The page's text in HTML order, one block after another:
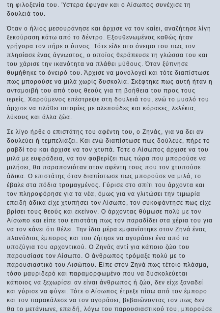
τη φιλοξενία του. Ύστερα έφυγαν και ο Αίσωπος συνέχισε τη
δουλειά του.
Όταν ο ήλιος μεσουράνησε και άρχισε να τον καίει, αναζήτησε λίγη
ξεκούραση κάτω από το δέντρο. Εξουθενωμένος καθώς ήταν
γρήγορα τον πήρε ο ύπνος. Τότε είδε στο όνειρο του πως τον
πλησίασε ένας άγνωστος, ο οποίος θεράπευσε τη γλώσσα του και
του χάρισε την ικανότητα να πλάθει μύθους. Όταν ξύπνησε
θυμήθηκε το όνειρό του. Άρχισε να μονολογεί και τότε διαπίστωσε
πως μπορούσε να μιλά χωρίς δυσκολία. Σκέφτηκε πως αυτή ήταν η
ανταμοιβή του από τους θεούς για τη βοήθεια του προς τους
ιερείς. Χαρούμενος επέστρεψε στη δουλειά του, ενώ το μυαλό του
άρχισε να πλάθει ιστορίες με αλεπούδες και κόρακες, λελέκια,
λύκους και άλλα ζώα.
Σε λίγο ήρθε ο επιστάτης του αφέντη του, ο Ζηνάς, για να δει αν
δουλεύει ή τεμπελιάζει. Και ενώ διαπίστωσε πως δούλευε, πήρε το
ραβδί του και άρχισε να τον χτυπά. Τότε ο Αίσωπος άρχισε να του
μιλά με ευφράδεια, να τον φοβερίζει πως τώρα που μπορούσε να
μιλήσει, θα παραπονιόταν στον αφέντη τους που τον χτυπούσε
άδικα. Ο επιστάτης όταν διαπίστωσε πως μπορούσε να μιλά, το
έβαλε στα πόδια τρομαγμένος. Γύρισε στο σπίτι του άρχοντα και
τον πληροφόρησε για τα νέα, όμως για να γλιτώσει την τιμωρία
επειδή άδικα είχε χτυπήσει τον Αίσωπο, τον συκοφάντησε πως είχε
βρίσει τους θεούς και εκείνον. Ο άρχοντας θύμωσε πολύ με τον
Αίσωπο και είπε του επιστάτη πως τον παραδίδει στα χέρια του για
να τον κάνει ότι θέλει. Την ίδια μέρα εμφανίστηκε στον Ζηνά ένας
πλανόδιος έμπορος και του ζήτησε να αγοράσει ένα από τα
υποζύγια του αρχοντικού. Ο Ζηνάς αντί για κάποιο ζώο του
παρουσίασε τον Αίσωπο. Ο άνθρωπος τρόμαξε πολύ με το
παρουσιαστικό του Αισώπου. Είπε στον Ζηνά πως τέτοιο πλάσμα,
τόσο μαυριδερό και παραμορφωμένο που να δυσκολεύεται
κάποιος να ξεχωρίσει αν είναι άνθρωπος ή ζώο, δεν είχε ξαναδεί
και γύρισε να φύγει. Τότε ο Αίσωπος έτρεξε πίσω από τον έμπορο
και τον παρακάλεσε να τον αγοράσει, βεβαιώνοντας τον πως δεν
θα το μετάνιωνε, επειδή, λόγω του παρουσιαστικού του, μπορούσε